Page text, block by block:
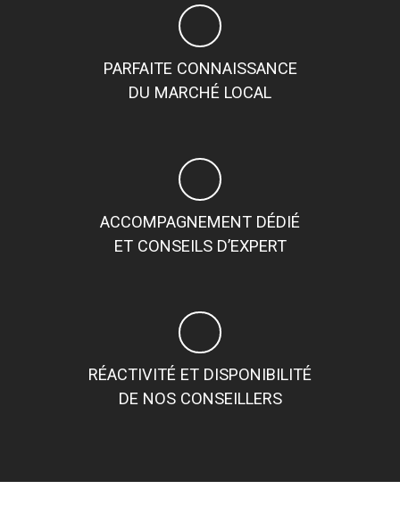
PARFAITE CONNAISSANCE
DU MARCHÉ LOCAL
ACCOMPAGNEMENT DÉDIÉ
ET CONSEILS D’EXPERT
RÉACTIVITÉ ET DISPONIBILITÉ
DE NOS CONSEILLERS